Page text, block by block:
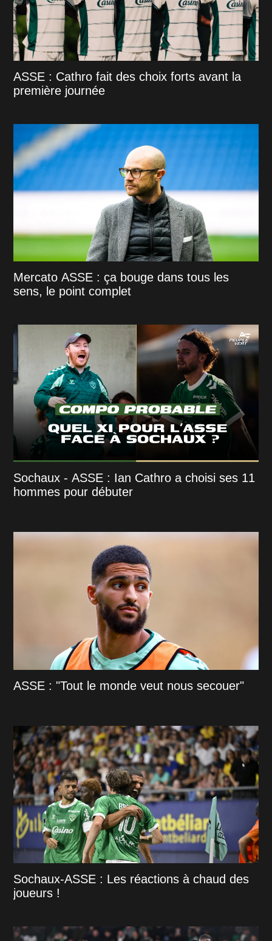
ASSE : Cathro fait des choix forts avant la
première journée
Mercato ASSE : ça bouge dans tous les
sens, le point complet
Sochaux - ASSE : Ian Cathro a choisi ses 11
hommes pour débuter
ASSE : "Tout le monde veut nous secouer"
Sochaux-ASSE : Les réactions à chaud des
joueurs !